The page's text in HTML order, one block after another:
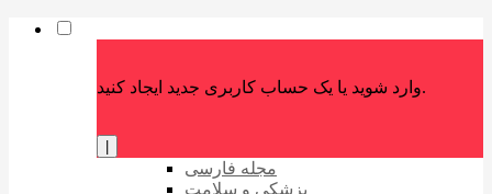
وارد شوید یا یک حساب کاربری جدید ایجاد کنید.
مجله فارسی
پزشکی و سلامت